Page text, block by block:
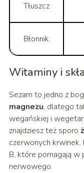
Tłuszcz
Błonnik
Witaminy i
Sezam to jedno z
magnezu, dlatego
wegańskiej i
znajdziesz też sporo
czerwonych
B, które pomagają w
nerwowego.